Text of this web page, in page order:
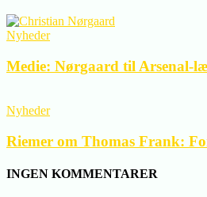
Nyheder
Medie: Nørgaard til Arsenal-
Nyheder
Riemer om Thomas Frank:
INGEN KOMMENTARER